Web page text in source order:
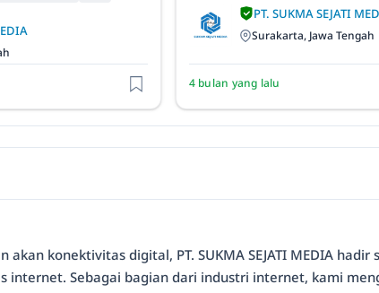
PT. SUKMA SEJATI
Surakarta, Jawa Tengah
4 bulan yang lalu
konektivitas digital, PT. SUKMA SEJATI MEDIA
internet. Sebagai bagian dari industri internet, kami